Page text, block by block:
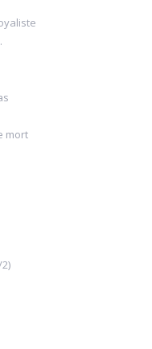
mort